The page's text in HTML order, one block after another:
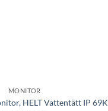
MONITOR
HELT Vattentätt IP 69K